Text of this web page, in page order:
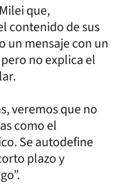
que,
contenido de sus
un mensaje con un
no explica el
veremos que no
como el
Se autodefine
plazo y